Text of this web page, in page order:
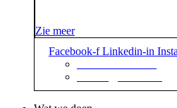
Zie meer
Facebook-f Linkedin-in